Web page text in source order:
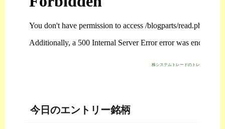
株システムトレードのトレジスタ・ス
今日のエントリー銘柄